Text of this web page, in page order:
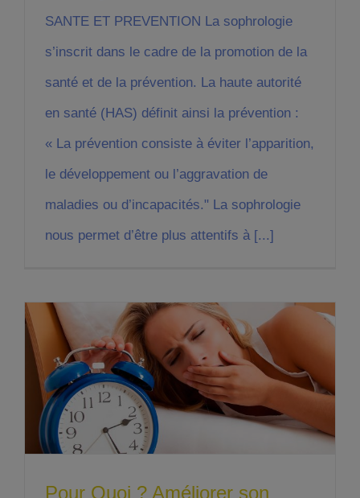
SANTE ET PREVENTION La sophrologie
s’inscrit dans le cadre de la promotion de la
santé et de la prévention. La haute autorité
en santé (HAS) définit ainsi la prévention :
« La prévention consiste à éviter l’apparition,
le développement ou l’aggravation de
maladies ou d’incapacités." La sophrologie
nous permet d’être plus attentifs à [...]
Pour Quoi ? Améliorer son